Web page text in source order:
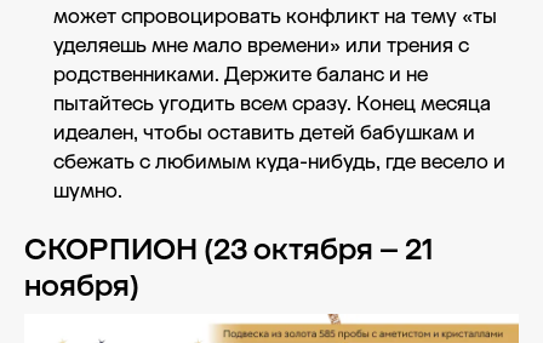
может спровоцировать конфликт на тему «ты
уделяешь мне мало времени» или трения с
родственниками. Держите баланс и не
пытайтесь угодить всем сразу. Конец месяца
идеален, чтобы оставить детей бабушкам и
сбежать с любимым куда-нибудь, где весело и
шумно.
СКОРПИОН (23 октября – 21
ноября)